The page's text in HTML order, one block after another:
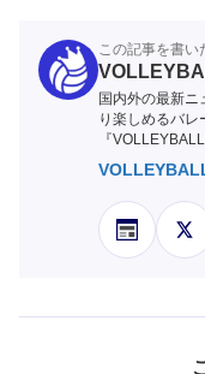
この記事を書い
国内外の最新ニ
り楽しめるバレ
『